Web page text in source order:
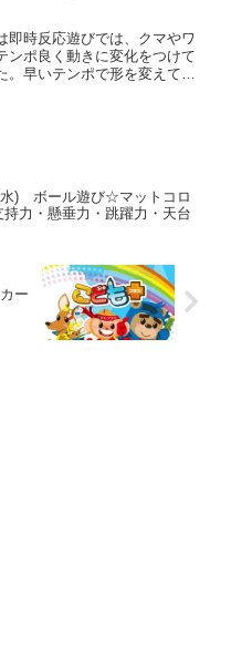
即時反応遊びでは、クマやワ
ンポ良く動きに変化をつけて
。早いテンポで形を変えてい
水) ボール遊び☆マットコロ
力・懸垂力・跳躍力・天台
ー